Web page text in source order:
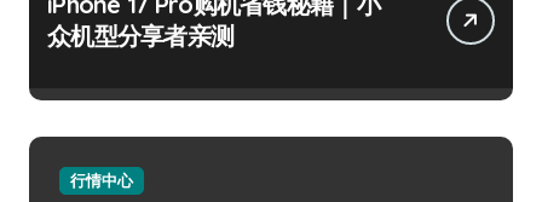
众机型分享者亲测
行情中心